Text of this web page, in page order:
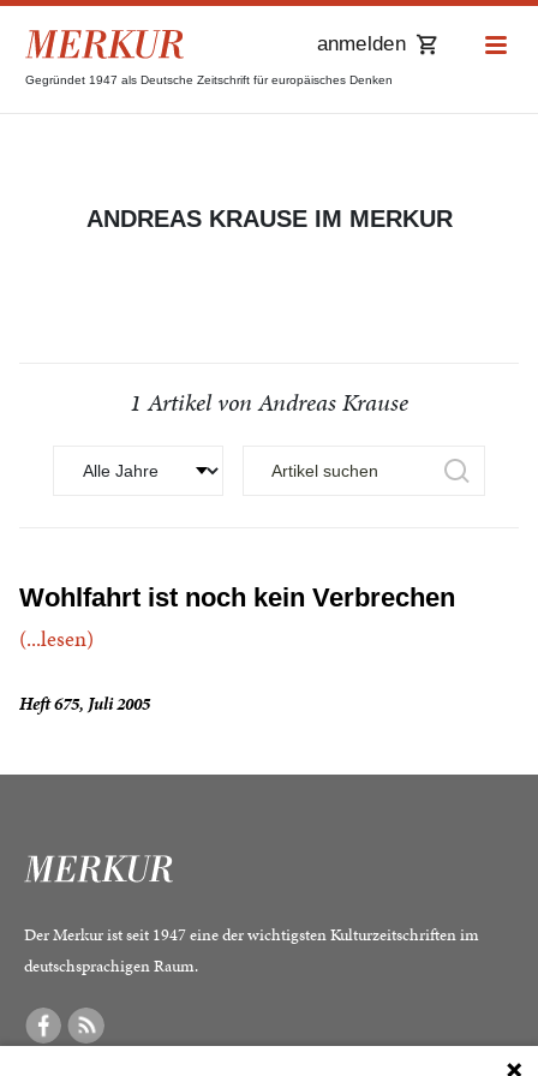
Gegründet 1947 als Deutsche Zeitschrift für europäisches Denken
anmelden
ANDREAS KRAUSE IM MERKUR
1 Artikel von Andreas Krause
Wohlfahrt ist noch kein Verbrechen
(...lesen)
Heft 675, Juli 2005
Der Merkur ist seit 1947 eine der wichtigsten Kulturzeitschriften im
deutschsprachigen Raum.